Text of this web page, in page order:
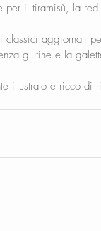
per il tiramisù, la
classici aggiornati
glutine e la
illustrato e ricco